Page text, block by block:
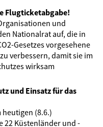
Flugticketabgabe!
und
Nationalrat auf, die in
Gesetzes vorgesehene
verbessern, damit sie im
wirksam
und Einsatz für das
heutigen (8.6.)
22 Küstenländer und -